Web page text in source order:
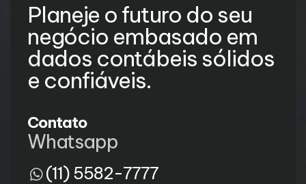
Planeje o futuro do seu
negócio embasado em
dados contábeis sólidos
e confiáveis.
Contato
Whatsapp
(11) 5582-7777